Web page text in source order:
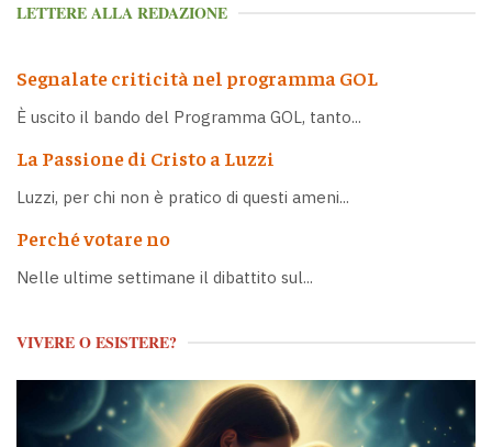
LETTERE ALLA REDAZIONE
Segnalate criticità nel programma GOL
È uscito il bando del Programma GOL, tanto...
La Passione di Cristo a Luzzi
Luzzi, per chi non è pratico di questi ameni...
Perché votare no
Nelle ultime settimane il dibattito sul...
VIVERE O ESISTERE?